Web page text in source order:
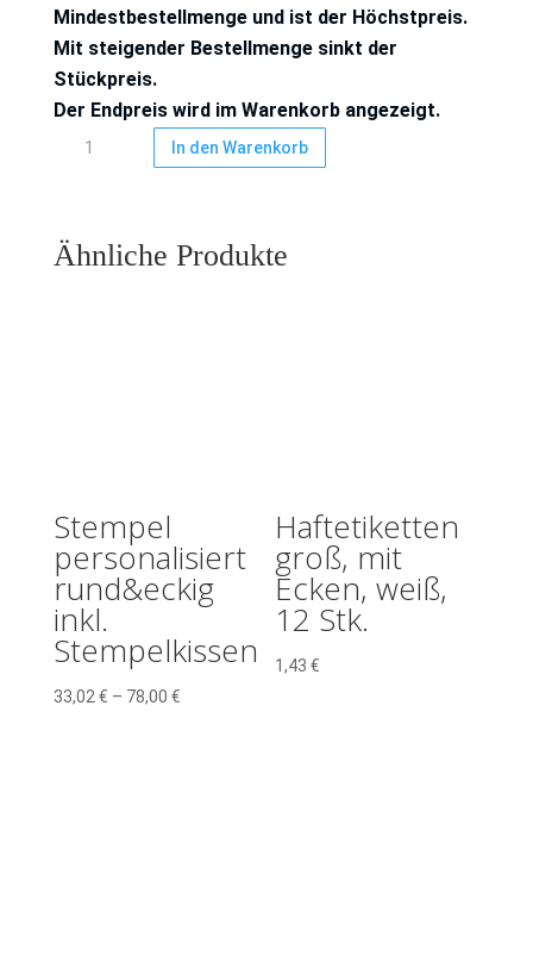
Mindestbestellmenge und ist der Höchstpreis.
Mit steigender Bestellmenge sinkt der
Stückpreis.
Der Endpreis wird im Warenkorb angezeigt.
Sticker
eckig
In den Warenkorb
Ähnliche Produkte
Stempel
personalisiert
rund&eckig
inkl.
Stempelkissen
33,02 € – 78,00 €
Haftetiketten
groß, mit
Ecken, weiß,
12 Stk.
1,43€